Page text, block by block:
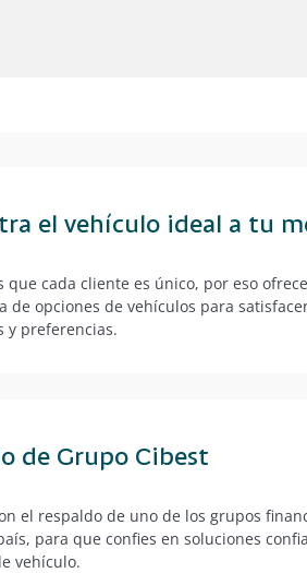
el vehículo ideal a tu
que cada cliente es único, por eso
de opciones de vehículos para
y preferencias.
de Grupo Cibest
el respaldo de uno de los grupos
para que confies en soluciones
vehículo.